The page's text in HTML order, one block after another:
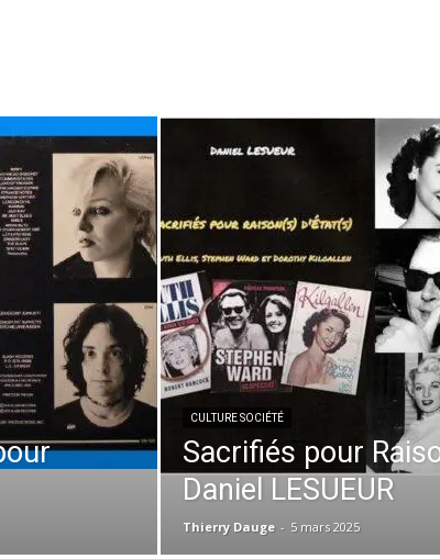
CULTURE SOCIÉTÉ
Sacrifiés pour
Daniel LESUEUR
Thierry Dauge - 5 mars 2025